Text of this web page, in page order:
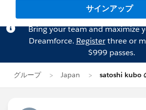
サインアップ
Bring your team and maximize
Dreamforce. Registerthree or
$999 passes.
グループ Japan satoshi kubo